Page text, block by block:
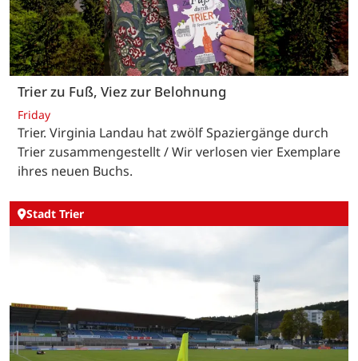
Trier zu Fuß, Viez zur Belohnung
Friday
Trier. Virginia Landau hat zwölf Spaziergänge durch
Trier zusammengestellt / Wir verlosen vier Exemplare
ihres neuen Buchs.
Stadt Trier